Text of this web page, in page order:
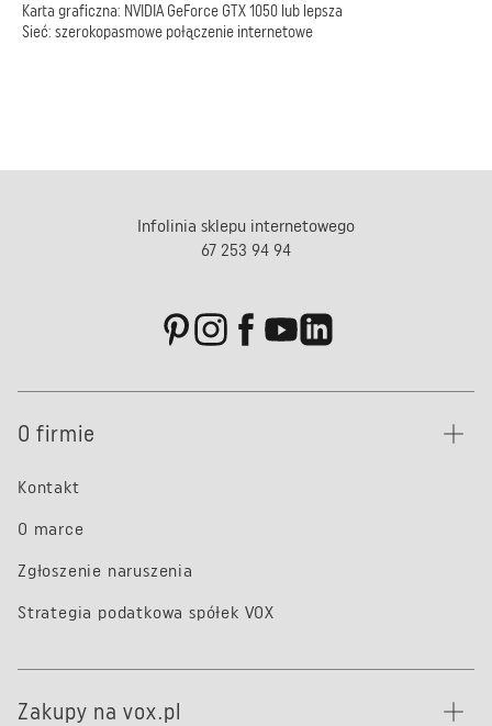
Karta graficzna: NVIDIA GeForce GTX 1050 lub lepsza
Sieć: szerokopasmowe połączenie internetowe
Infolinia sklepu internetowego
67 253 94 94
O firmie
Kontakt
O marce
Zgłoszenie naruszenia
Strategia podatkowa spółek VOX
Zakupy na vox.pl